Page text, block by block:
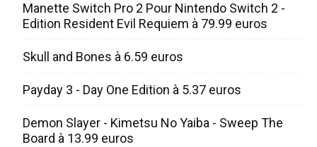
Manette Switch Pro 2 Pour Nintendo Switch 2 -
Edition Resident Evil Requiem à 79.99 euros
Skull and Bones à 6.59 euros
Payday 3 - Day One Edition à 5.37 euros
Demon Slayer - Kimetsu No Yaiba - Sweep The
Board à 13.99 euros